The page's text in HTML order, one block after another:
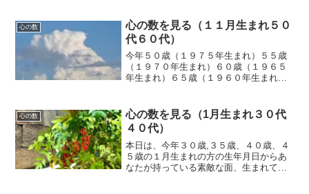
心の数
心の数を見る（１１月生まれ５０
代６０代）
今年５０歳（１９７５年生まれ）５５歳
（１９７０年生まれ）６０歳（１９６５
年生まれ）６５歳（１９６０年生まれ）
使命、果たすべき役割、これからの見通
しをお話させていただきます。
心の数
心の数を見る（1月生まれ３０代
４０代）
本日は、今年３０歳,３５歳、４０歳、４
５歳の１月生まれの方の生年月日からあ
なたが持っている素敵な面、生まれてき